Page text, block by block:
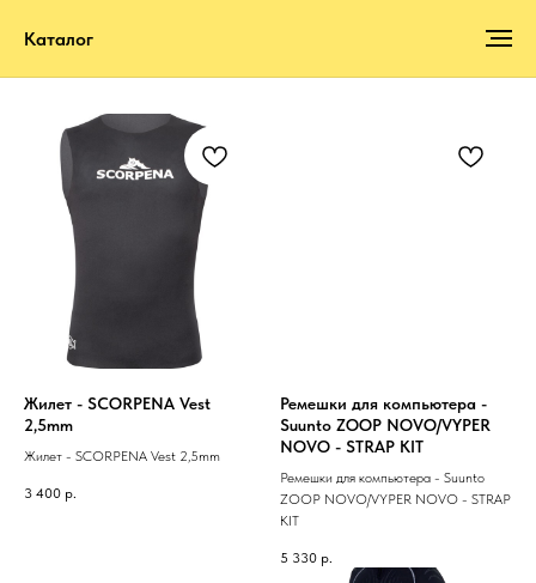
Каталог
Жилет - SCORPENA Vest
2,5mm
Жилет - SCORPENA Vest 2,5mm
3 400 р.
Ремешки для компьютера -
Suunto ZOOP NOVO/VYPER
NOVO - STRAP KIT
Ремешки для компьютера - Suunto
ZOOP NOVO/VYPER NOVO - STRAP
KIT
5 330 р.